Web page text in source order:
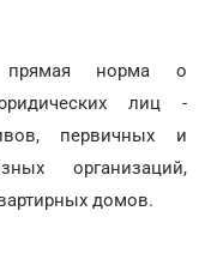
прямая норма о
лиц -
первичных и
организаций,
домов.